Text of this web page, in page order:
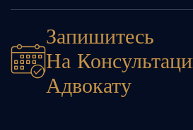
Запишитесь
На
Адвокату